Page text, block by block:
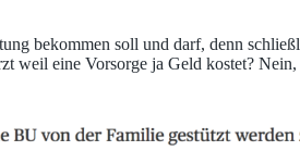
bekommen soll und darf, denn
weil eine Vorsorge ja Geld kostet?